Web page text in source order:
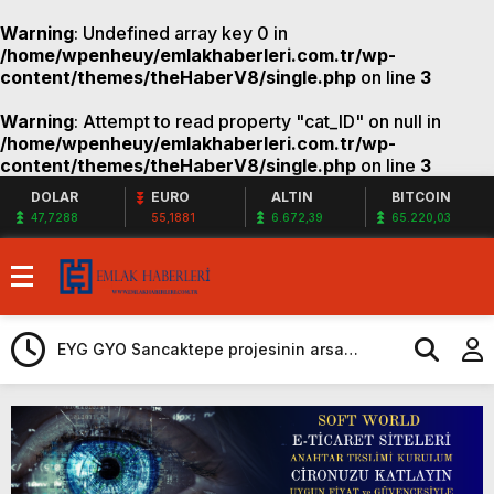
Warning: Undefined array key 0 in
/home/wpenheuy/emlakhaberleri.com.tr/wp-
content/themes/theHaberV8/single.php on line 3
Warning: Attempt to read property "cat_ID" on null in
/home/wpenheuy/emlakhaberleri.com.tr/wp-
content/themes/theHaberV8/single.php on line 3
DOLAR
47,7288
EURO
55,1881
ALTIN
6.672,39
BITCOIN
65.220,03
Ege Yapı Ormanyaka’da 2023 fiyatlarıyla
48 ay vade imkanı!
Gazze`ye Yardım Kampanyası Soft World ile
Karın yüzde 25’i Gazzeye Bağışlıyoruz
Sizlerin desteği ile…
EYG GYO Sancaktepe projesinin arsa
tapularını aldı!
Kiler GYO Halkalı projesi resmen başlıyor!
ÖİB arazisine 223 konutluk yeni proje
geliyor!
Sagist Group’tan 140 milyon dolarlık yeni
proje! Bingazi’ye otel ve 12 villa geliyor!
Shelton Bodrum projesi satışa çıktı! Yeni
proje!
Sur Tatil Evleri Antalya’da Mart 2024